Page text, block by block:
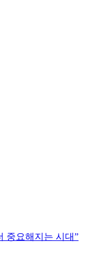
중요해지는 시대”